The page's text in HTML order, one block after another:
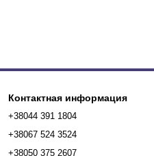
Контактная информация
+38044 391 1804
+38067 524 3524
+38050 375 2607